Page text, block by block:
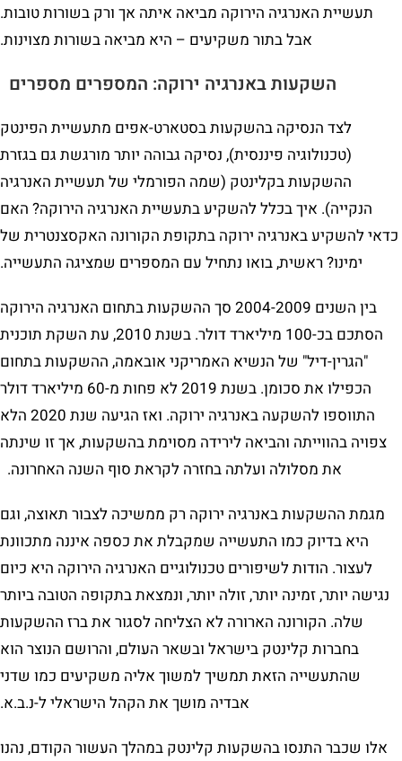
תעשיית האנרגיה הירוקה מביאה איתה אך ורק בשורות טובות.
אבל בתור משקיעים – היא מביאה בשורות מצוינות.
השקעות באנרגיה ירוקה: המספרים מספרים
לצד הנסיקה בהשקעות בסטארט-אפים מתעשיית הפינטק
(טכנולוגיה פיננסית), נסיקה גבוהה יותר מורגשת גם בגזרת
ההשקעות בקלינטק (שמה הפורמלי של תעשיית האנרגיה
הנקייה). איך בכלל להשקיע בתעשיית האנרגיה הירוקה? האם
כדאי להשקיע באנרגיה ירוקה בתקופת הקורונה האקסצנטרית של
ימינו? ראשית, בואו נתחיל עם המספרים שמציגה התעשייה.
בין השנים 2004-2009 סך ההשקעות בתחום האנרגיה הירוקה
הסתכם בכ-100 מיליארד דולר. בשנת 2010, עת השקת תוכנית
"הגרין-דיל" של הנשיא האמריקני אובאמה, ההשקעות בתחום
הכפילו את סכומן. בשנת 2019 לא פחות מ-60 מיליארד דולר
התווספו להשקעה באנרגיה ירוקה. ואז הגיעה שנת 2020 הלא
צפויה בהווייתה והביאה לירידה מסוימת בהשקעות, אך זו שינתה
את מסלולה ועלתה בחזרה לקראת סוף השנה האחרונה.
מגמת ההשקעות באנרגיה ירוקה רק ממשיכה לצבור תאוצה, וגם
היא בדיוק כמו התעשייה שמקבלת את כספה איננה מתכוונת
לעצור. הודות לשיפורים טכנולוגיים האנרגיה הירוקה היא כיום
נגישה יותר, זמינה יותר, זולה יותר, ונמצאת בתקופה הטובה ביותר
שלה. הקורונה הארורה לא הצליחה לסגור את ברז ההשקעות
בחברות קלינטק בישראל ובשאר העולם, והרושם הנוצר הוא
שהתעשייה הזאת תמשיך למשוך אליה משקיעים כמו שדני
אבדיה מושך את הקהל הישראלי ל-נ.ב.א.
אלו שכבר התנסו בהשקעות קלינטק במהלך העשור הקודם, נהנו